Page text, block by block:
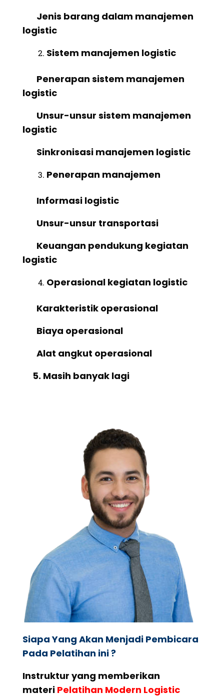
Jenis barang dalam manajemen
logistic
Sistem manajemen logistic
Penerapan sistem manajemen
logistic
Unsur-unsur sistem manajemen
logistic
Sinkronisasi manajemen logistic
Penerapan manajemen
Informasi logistic
Unsur-unsur transportasi
Keuangan pendukung kegiatan
logistic
Operasional kegiatan logistic
Karakteristik operasional
Biaya operasional
Alat angkut operasional
5. Masih banyak lagi
Siapa Yang Akan Menjadi Pembicara
Pada Pelatihan ini ?
Instruktur yang memberikan
materi Pelatihan Modern Logistic